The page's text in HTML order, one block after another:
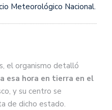
Meteorológico Nacional.
el organismo detalló
esa hora en tierra en el
y su centro se
de dicho estado.